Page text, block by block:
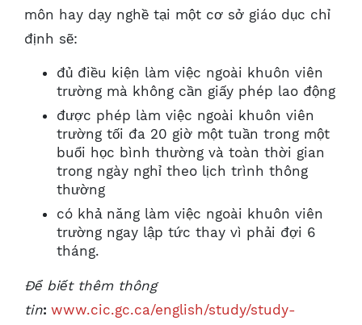
môn hay dạy nghề tại một cơ sở giáo dục chỉ
định sẽ:
đủ điều kiện làm việc ngoài khuôn viên
trường mà không cần giấy phép lao động
được phép làm việc ngoài khuôn viên
trường tối đa 20 giờ một tuần trong một
buổi học bình thường và toàn thời gian
trong ngày nghỉ theo lịch trình thông
thường
có khả năng làm việc ngoài khuôn viên
trường ngay lập tức thay vì phải đợi 6
tháng.
Để biết thêm thông
tin: www.cic.gc.ca/english/study/study-